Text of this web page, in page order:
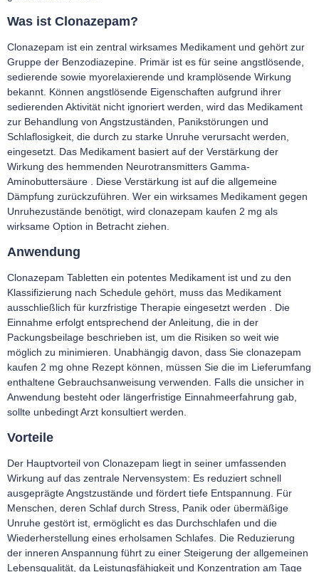
Was ist Clonazepam?
Clonazepam ist ein zentral wirksames Medikament und gehört zur
Gruppe der Benzodiazepine. Primär ist es für seine angstlösende,
sedierende sowie myorelaxierende und kramplösende Wirkung
bekannt. Können angstlösende Eigenschaften aufgrund ihrer
sedierenden Aktivität nicht ignoriert werden, wird das Medikament
zur Behandlung von Angstzuständen, Panikstörungen und
Schlaflosigkeit, die durch zu starke Unruhe verursacht werden,
eingesetzt. Das Medikament basiert auf der Verstärkung der
Wirkung des hemmenden Neurotransmitters Gamma-
Aminobuttersäure . Diese Verstärkung ist auf die allgemeine
Dämpfung zurückzuführen. Wer ein wirksames Medikament gegen
Unruhezustände benötigt, wird clonazepam kaufen 2 mg als
wirksame Option in Betracht ziehen.
Anwendung
Clonazepam Tabletten ein potentes Medikament ist und zu den
Klassifizierung nach Schedule gehört, muss das Medikament
ausschließlich für kurzfristige Therapie eingesetzt werden . Die
Einnahme erfolgt entsprechend der Anleitung, die in der
Packungsbeilage beschrieben ist, um die Risiken so weit wie
möglich zu minimieren. Unabhängig davon, dass Sie clonazepam
kaufen 2 mg ohne Rezept können, müssen Sie die im Lieferumfang
enthaltene Gebrauchsanweisung verwenden. Falls die unsicher in
Anwendung besteht oder längerfristige Einnahmeerfahrung gab,
sollte unbedingt Arzt konsultiert werden.
Vorteile
Der Hauptvorteil von Clonazepam liegt in seiner umfassenden
Wirkung auf das zentrale Nervensystem: Es reduziert schnell
ausgeprägte Angstzustände und fördert tiefe Entspannung. Für
Menschen, deren Schlaf durch Stress, Panik oder übermäßige
Unruhe gestört ist, ermöglicht es das Durchschlafen und die
Wiederherstellung eines erholsamen Schlafes. Die Reduzierung
der inneren Anspannung führt zu einer Steigerung der allgemeinen
Lebensqualität, da Leistungsfähigkeit und Konzentration am Tage